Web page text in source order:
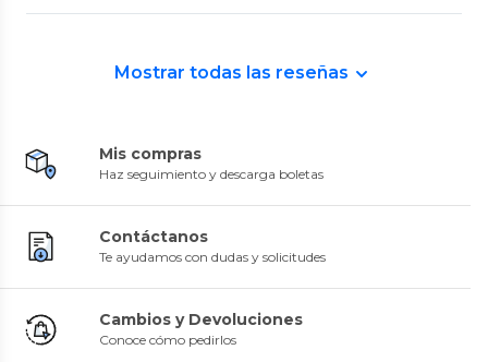
Mostrar todas las reseñas
Mis compras
Haz seguimiento y descarga boletas
Contáctanos
Te ayudamos con dudas y solicitudes
Cambios y Devoluciones
Conoce cómo pedirlos